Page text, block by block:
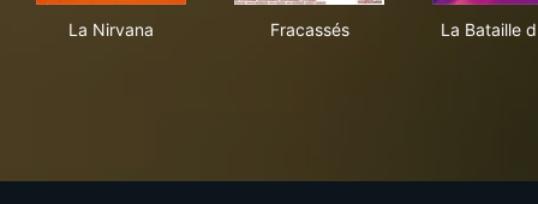
La Nirvana Fracassés La Bataille